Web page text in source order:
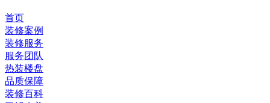
首页
装修案例
装修服务
服务团队
热装楼盘
品质保障
装修百科